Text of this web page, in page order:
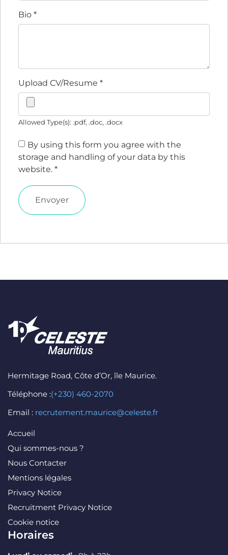
Bio *
Upload CV/Resume *
Allowed Type(s): .pdf, .doc, .docx
By using this form you agree with the
storage and handling of your data by this
website. *
Hermitage Road, Côte d’Or, île Maurice.
Téléphone :(+230) 460-2070
Email : recrutement.maurice@celeste.fr
Accueil
Qui sommes-nous ?
Nous Contacter
Mentions légales
Privacy Notice
Recruitment Privacy Notice
Cookie notice
Horaires